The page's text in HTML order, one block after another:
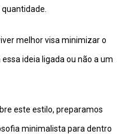
melhor visa minimizar o
ideia ligada ou não a um
este estilo, preparamos
minimalista para dentro